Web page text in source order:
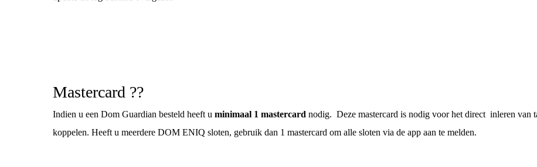
Mastercard ??
Indien u een Dom Guardian besteld heeft uminimaal 1 mastercard nodig. Deze mastercard is nodig voor het direct inleren van
koppelen. Heeft u meerdere DOM ENIQ sloten, gebruik dan 1 mastercard om alle sloten via de app aan te melden.